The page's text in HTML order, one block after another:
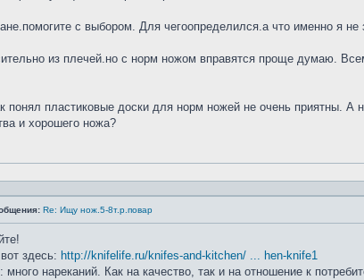
с выбором. Для чегоопределился.а что именно я
из плечей.но с норм ножом вправятся проще думаю.
понял пластиковые доски для норм ножей не очень приятны. А
и хорошего ножа?
Re: Ищу нож.5-8т.р.повар
здесь: http://knifelife.ru/knifes-and-kitchen/ ... hen-knife1
нареканий. Как на качество, так и на отношение к